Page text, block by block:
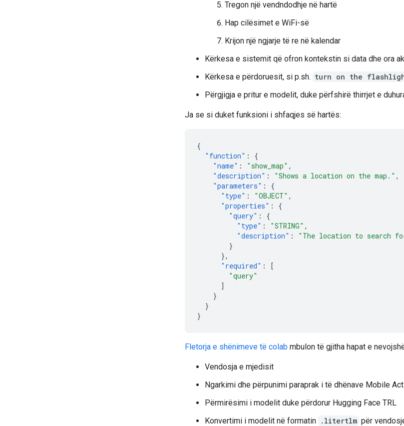
Tregon një vendndodhje në hartë
Hap cilësimet e WiFi-së
Krijon një ngjarje të re në kalendar
Kërkesa e sistemit që ofron kontekstin si data dhe ora
Kërkesa e përdoruesit, si p.sh. turn on the
Përgjigja e pritur e modelit, duke përfshirë thirrjet e
Ja se si duket funksioni i shfaqjes së hartës:
{
"function" :
{
"name" : "show_map" ,
"description" : "Shows a location on the map." ,
"parameters" :
{
"type" : "OBJECT" ,
"properties" :
{
"query" :
{
"type" : "STRING" ,
"description" :
"The location to search
}
},
"required" :
[
"query"
]
}
}
}
Fletorja e shënimeve të colab mbulon të gjitha hapat e
Vendosja e mjedisit
Ngarkimi dhe përpunimi paraprak i të dhënave Mobile
Përmirësimi i modelit duke përdorur Hugging Face TRL
Konvertimi i modelit në formatin .litertlm për